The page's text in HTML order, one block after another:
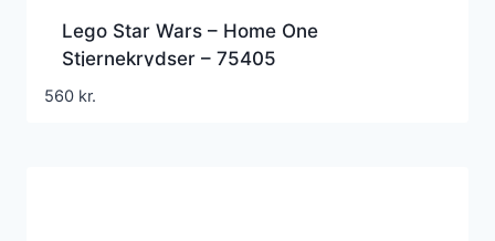
Lego Star Wars – Home One
Stjernekrydser – 75405
560 kr.